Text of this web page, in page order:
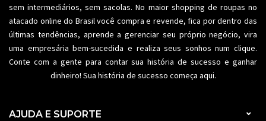
sem intermediários, sem sacolas. No maior shopping de roupas no
atacado online do Brasil você compra e revende, fica por dentro das
últimas tendências, aprende a gerenciar seu próprio negócio, vira
uma empresária bem-sucedida e realiza seus sonhos num clique.
Conte com a gente para contar sua história de sucesso e ganhar
dinheiro! Sua história de sucesso começa aqui.
AJUDA E SUPORTE